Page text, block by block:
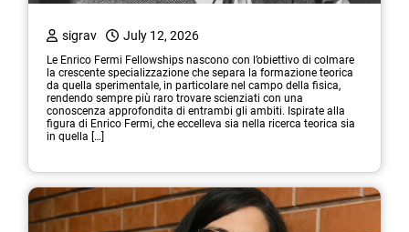
sigrav July 12, 2026
Le Enrico Fermi Fellowships nascono con l’obiettivo di colmare
la crescente specializzazione che separa la formazione teorica
da quella sperimentale, in particolare nel campo della fisica,
rendendo sempre più raro trovare scienziati con una
conoscenza approfondita di entrambi gli ambiti. Ispirate alla
figura di Enrico Fermi, che eccelleva sia nella ricerca teorica sia
in quella […]